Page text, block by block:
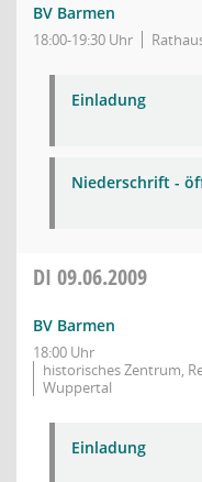
BV Barmen
18:00-19:30 Uhr
Einladung
Niederschrift -
DI 09.06.2009
BV Barmen
18:00 Uhr
historisches Zentrum,
Wuppertal
Einladung